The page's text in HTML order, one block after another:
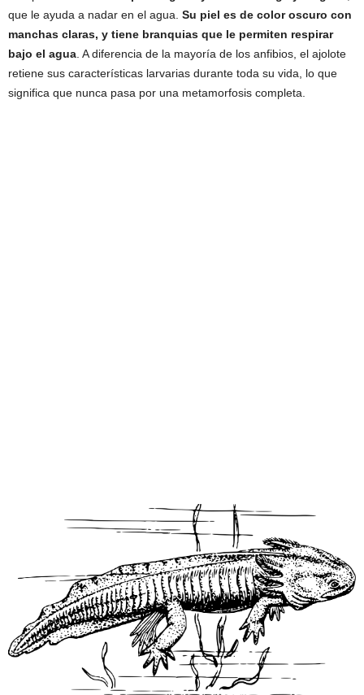
que le ayuda a nadar en el agua. Su piel es de color oscuro con
manchas claras, y tiene branquias que le permiten respirar
bajo el agua . A diferencia de la mayoría de los anfibios, el ajolote
retiene sus características larvarias durante toda su vida, lo que
significa que nunca pasa por una metamorfosis completa.